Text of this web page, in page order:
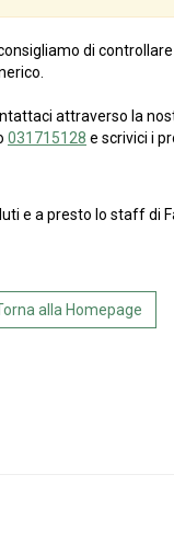
di
attraverso la
031715128 e scrivici i
e a presto lo staff di
alla Homepage